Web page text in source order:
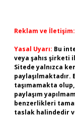
Reklam ve İletişim:
Yasal Uyarı: Bu
veya şahıs şirketi
Sitede yalnızca
taşımamakta
paylaşım
benzerlikleri
taslak halindedir